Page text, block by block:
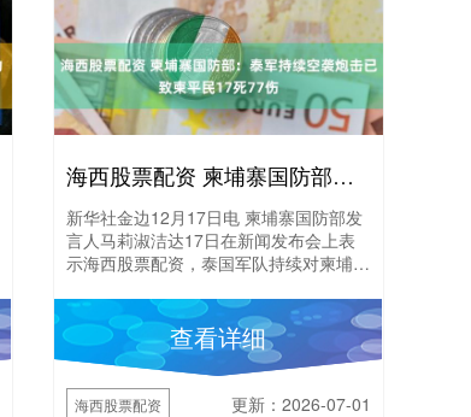
海西股票配资 柬埔寨国防部：泰军持续空袭炮击已致柬平民17死77伤
新华社金边12月17日电 柬埔寨国防部发
言人马莉淑洁达17日在新闻发布会上表
示海西股票配资，泰国军队持续对柬埔寨
死77伤。 ....
查看详细
海西股票配资 更新：2026-07-01